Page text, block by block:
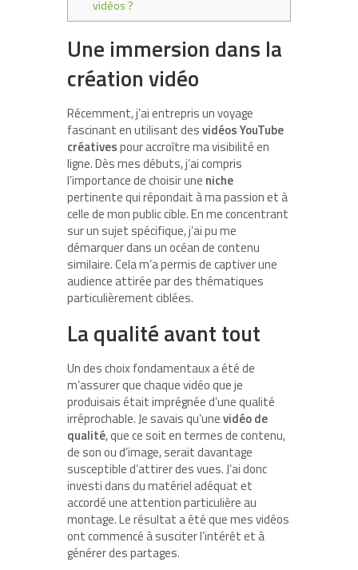
vidéos ?
Une immersion dans la
création vidéo
Récemment, j’ai entrepris un voyage
fascinant en utilisant desvidéos YouTube
créativespour accroître ma visibilité en
ligne. Dès mes débuts, j’ai compris
l’importance de choisir une niche
pertinente qui répondait à ma passion et à
celle de mon public cible. En me concentrant
sur un sujet spécifique, j’ai pu me
démarquer dans un océan de contenu
similaire. Cela m’a permis de captiver une
audience attirée par des thématiques
particulièrement ciblées.
La qualité avant tout
Un des choix fondamentaux a été de
m’assurer que chaque vidéo que je
produisais était imprégnée d’une qualité
irréprochable. Je savais qu’unevidéo de
qualité, que ce soit en termes de contenu,
de son ou d’image, serait davantage
susceptible d’attirer des vues. J’ai donc
investi dans du matériel adéquat et
accordé une attention particulière au
montage. Le résultat a été que mes vidéos
ont commencé à susciter l’intérêt et à
générer des partages.